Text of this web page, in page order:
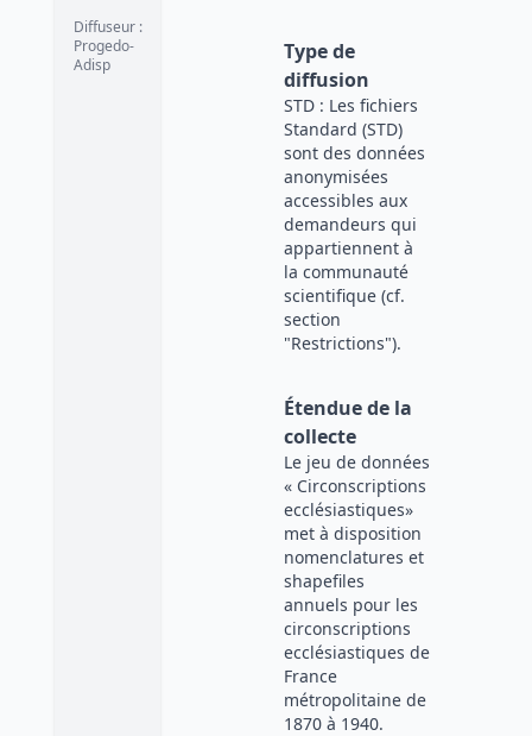
Diffuseur :
Progedo-
Adisp
Type de
diffusion
STD : Les fichiers
Standard (STD)
sont des données
anonymisées
accessibles aux
demandeurs qui
appartiennent à
la communauté
scientifique (cf.
section
"Restrictions").
Étendue de la
collecte
Le jeu de données
« Circonscriptions
ecclésiastiques»
met à disposition
nomenclatures et
shapefiles
annuels pour les
circonscriptions
ecclésiastiques de
France
métropolitaine de
1870 à 1940.